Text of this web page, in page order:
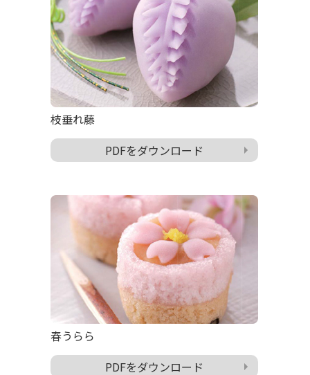
枝垂れ藤
PDFをダウンロード
春うらら
PDFをダウンロード